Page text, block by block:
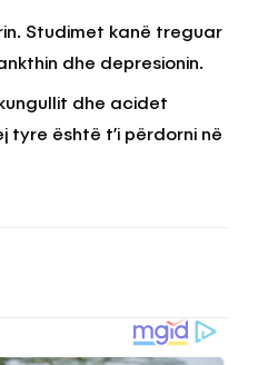
Studimet kanë treguar
dhe depresionin.
dhe acidet
tyre është t’i përdorni në